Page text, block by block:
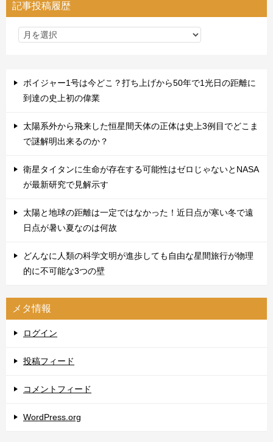
記事投稿履歴
ボイジャー1号は今どこ？打ち上げから50年で1光日の距離に
到達の史上初の偉業
太陽系外から飛来した恒星間天体の正体は史上3例目でどこま
で謎解明出来るのか？
衛星タイタンに生命が存在する可能性はゼロじゃないとNASA
が最新研究で見解示す
太陽と地球の距離は一定ではなかった！近日点が寒い冬で遠
日点が暑い夏なのは何故
どんなに人類の科学文明が進歩しても自由な星間旅行が物理
的に不可能な3つの壁
メタ情報
ログイン
投稿フィード
コメントフィード
WordPress.org